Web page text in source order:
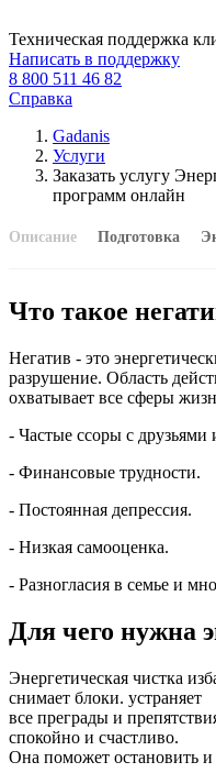
Техническая поддержка
Написать в поддержку
8 800 511 46 82
Справка
Gadanis
Услуги
Заказать услугу
программ онлайн
Описание Подготовка
Что такое
Негатив - это
разрушение. Область
охватывает все сферы
- Частые ссоры с друзьями
- Финансовые трудности.
- Постоянная депрессия.
- Низкая самооценка.
- Разногласия в семье и
Для чего нужна
Энергетическая чистка
снимает блоки. устраняет
все преграды и
спокойно и счастливо.
Она поможет остановить